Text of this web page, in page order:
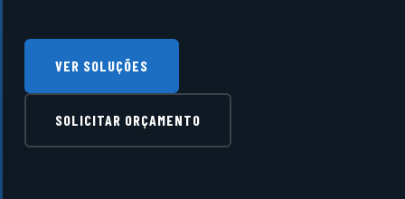
VER SOLUÇÕES
SOLICITAR ORÇAMENTO